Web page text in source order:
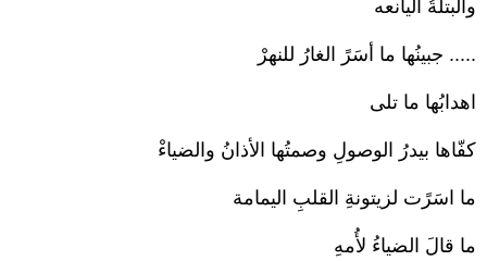
والبتلةُ اليانعه
..... جبينُها ما أسَرً الغارُ للنهرْ
اهدابُها ما تلى
كفّاها بيدرُ الوصولِ وصمتُها الأذانُ والضياءْ
ما اسَرًت لزيتونةِ القلبِ اليمامة
ما قالَ الضياءُ لأُمهِ